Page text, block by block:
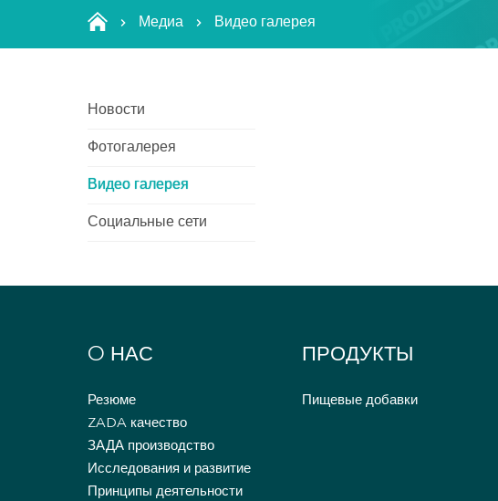
Медиа Видео галерея
Новости
Фотогалерея
Видео галерея
Социальные сети
O НАС
Резюме
ZADA качество
ЗАДА производство
Исследования и развитие
Принципы деятельности
ПРОДУКТЫ
Пищевые добавки